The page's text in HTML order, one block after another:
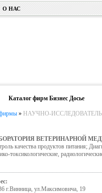
О НАС
Каталог фирм Бизнес Досье
» НАУЧНО-
ВЕТЕРИНАРНОЙ
качества продуктов питания;
токсикологические,
г.Винница, ул.Максимовича, 19